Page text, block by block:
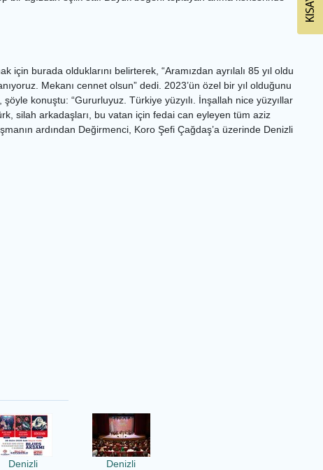
burada olduklarını belirterek, “Aramızdan ayrılalı 85 yıl oldu
Mekanı cennet olsun” dedi. 2023’ün özel bir yıl olduğunu
şöyle konuştu: “Gururluyuz. Türkiye yüzyılı. İnşallah nice yüzyıllar
silah arkadaşları, bu vatan için fedai can eyleyen tüm aziz
ardından Değirmenci, Koro Şefi Çağdaş’a üzerinde Denizli
Denizli
Denizli